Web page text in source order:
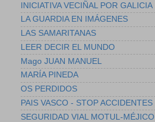
INICIATIVA VECIÑAL POR GALICIA
LA GUARDIA EN IMÁGENES
LAS SAMARITANAS
LEER DECIR EL MUNDO
Mago JUAN MANUEL
MARÍA PINEDA
OS PERDIDOS
PAIS VASCO - STOP ACCIDENTES
SEGURIDAD VIAL MOTUL-MÉJICO